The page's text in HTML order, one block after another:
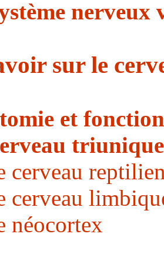
nerveux
sur le
et
triunique
cerveau
cerveau
néocortex